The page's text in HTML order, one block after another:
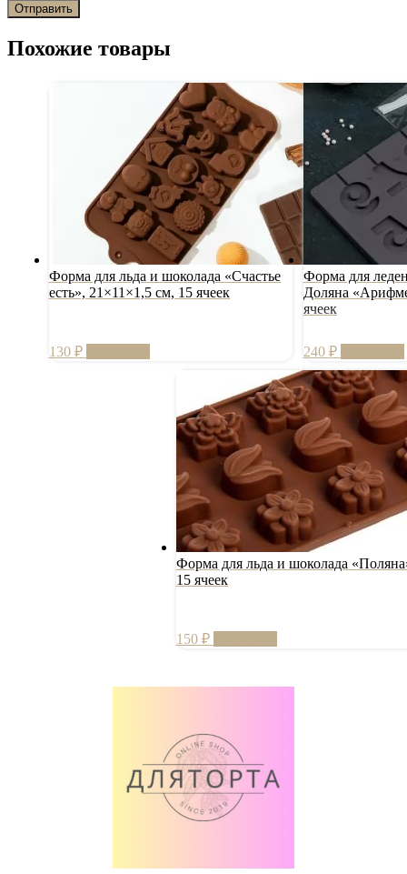
Похожие товары
Форма для льда и шоколада «Счастье
есть», 21×11×1,5 см, 15 ячеек
130 ₽
Форма для
Доляна
ячеек
240 ₽
Форма для льда и шоколада
15 ячеек
150 ₽